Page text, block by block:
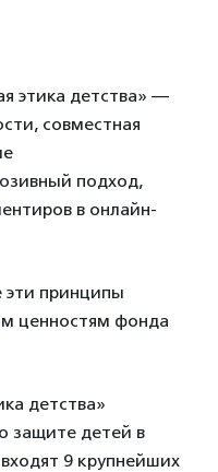
этика детства» —
совместная
подход,
в онлайн-
принципы
ценностям фонда
детства»
защите детей в
9 крупнейших